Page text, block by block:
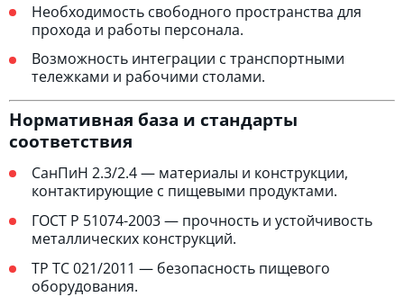
Необходимость свободного пространства для
прохода и работы персонала.
Возможность интеграции с транспортными
тележками и рабочими столами.
Нормативная база и стандарты
соответствия
СанПиН 2.3/2.4 — материалы и конструкции,
контактирующие с пищевыми продуктами.
ГОСТ Р 51074-2003 — прочность и устойчивость
металлических конструкций.
ТР ТС 021/2011 — безопасность пищевого
оборудования.